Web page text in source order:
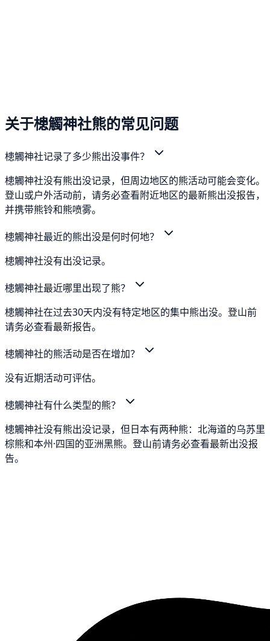
关于槵觸神社熊的常见问题
槵觸神社记录了多少熊出没事件？
槵觸神社没有熊出没记录，但周边地区的熊活动可能会变化。
登山或户外活动前，请务必查看附近地区的最新熊出没报告，
并携带熊铃和熊喷雾。
槵觸神社最近的熊出没是何时何地？
槵觸神社没有出没记录。
槵觸神社最近哪里出现了熊？
槵觸神社在过去30天内没有特定地区的集中熊出没。登山前
请务必查看最新报告。
槵觸神社的熊活动是否在增加？
没有近期活动可评估。
槵觸神社有什么类型的熊？
槵觸神社没有熊出没记录，但日本有两种熊：北海道的乌苏里
棕熊和本州·四国的亚洲黑熊。登山前请务必查看最新出没报
告。